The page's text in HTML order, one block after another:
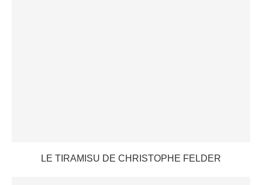
LE TIRAMISU DE CHRISTOPHE FELDER